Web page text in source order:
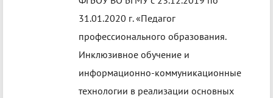
31.01.2020 г. «Педагог
профессионального образования.
Инклюзивное обучение и
информационно-коммуникационные
технологии в реализации основных